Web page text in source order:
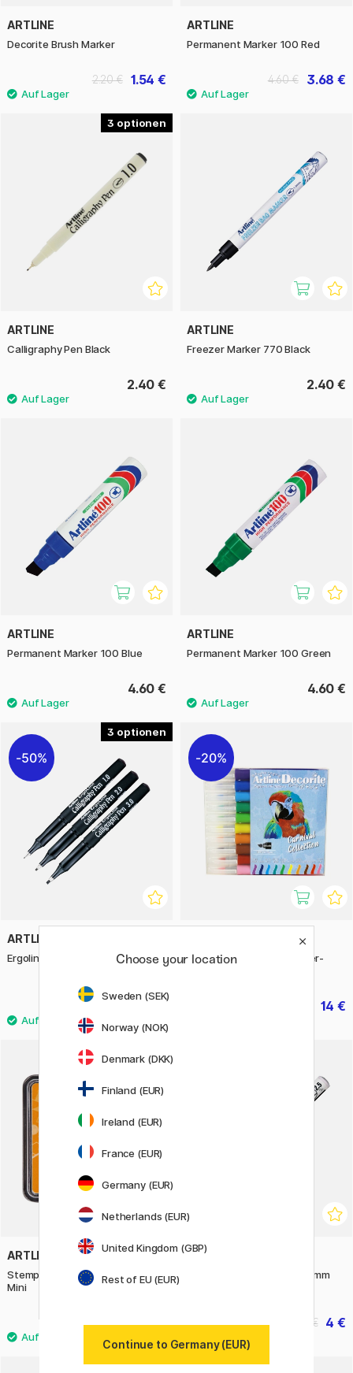
ARTLINE
Decorite Brush Marker
1.54 €
2.20 €
ARTLINE
Permanent Marker 100 Red
3.68 €
4.60 €
3
ARTLINE
Calligraphy Pen Black
2.40 €
ARTLINE
Freezer Marker 770 Black
2.40 €
ARTLINE
Permanent Marker 100 Blue
4.60 €
ARTLINE
Permanent Marker 100 Green
4.60 €
3
50%
ARTLINE
Ergoline Calligraphy Pen Black
1.75 €
20%
Decorite Brush Marker 10er-
14 €
ARTLINE
Stempelkissen Iromoyo Warabe
Mini
9.50 €
ARTLINE
Calligraphy Pen White 2.5 mm
4 €
5 €
2
Choose your location
Sweden (SEK)
Norway (NOK)
Denmark (DKK)
Finland (EUR)
Ireland (EUR)
France (EUR)
Germany (EUR)
Netherlands (EUR)
United Kingdom (GBP)
Rest of EU (EUR)
Continue to Germany (EUR)